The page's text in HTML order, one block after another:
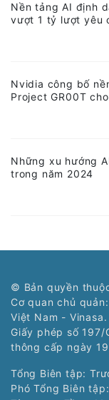
Nền tảng AI định
vượt 1 tỷ lượt yêu
Nvidia công bố
Project GR00T
Những xu hướng
trong năm 2024
© Bản quyền
Cơ quan chủ
Việt Nam - Vinasa.
Giấy phép số 197/
thông cấp ngày
Tổng Biên tập:
Phó Tổng Biên